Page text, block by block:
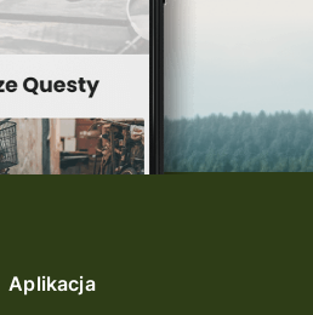
odkrywców
piesza
wycieczka
planetpr
Aplikacja